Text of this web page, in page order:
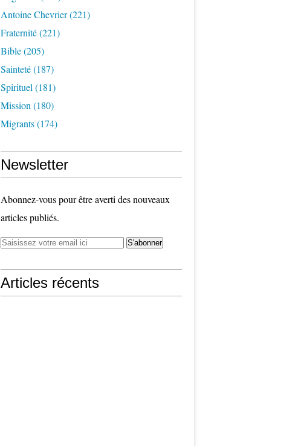
Antoine Chevrier(221)
Fraternité(221)
Bible(205)
Sainteté(187)
Spirituel (181)
Mission (180)
Migrants(174)
Newsletter
Abonnez-vous pour être averti des nouveaux
articles publiés.
Articles récents